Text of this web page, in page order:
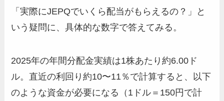
「実際にJEPQでいくら配当がもらえるの？」と
いう疑問に、具体的な数字で答えてみる。
2025年の年間分配金実績は1株あたり約6.00ド
ル。直近の利回り約10〜11％で計算すると、以下
のような資金が必要になる（1ドル＝150円で計